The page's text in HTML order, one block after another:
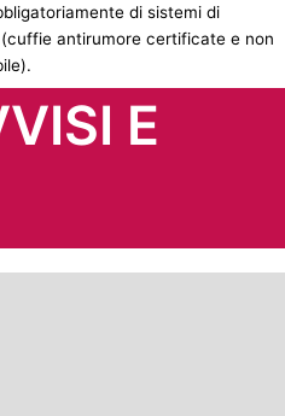
di sistemi di
(cuffie antirumore certificate e non
E